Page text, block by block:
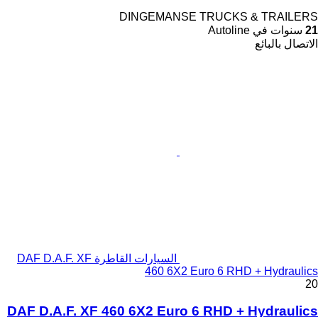
DINGEMANSE TRUCKS & TRAILERS
21 سنوات في Autoline
الاتصال بالبائع
السيارات القاطرة DAF D.A.F. XF
460 6X2 Euro 6 RHD + Hydraulics
20
DAF D.A.F. XF 460 6X2 Euro 6 RHD + Hydraulics